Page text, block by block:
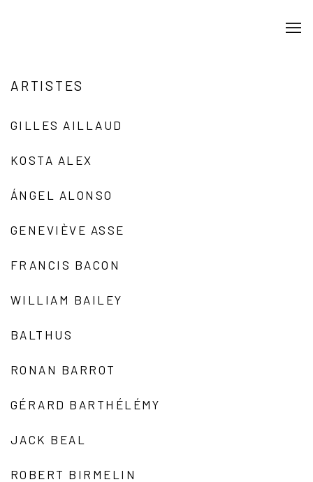
ARTISTES
GILLES AILLAUD
KOSTA ALEX
ÁNGEL ALONSO
GENEVIÈVE ASSE
FRANCIS BACON
WILLIAM BAILEY
BALTHUS
RONAN BARROT
GÉRARD BARTHÉLÉMY
JACK BEAL
ROBERT BIRMELIN